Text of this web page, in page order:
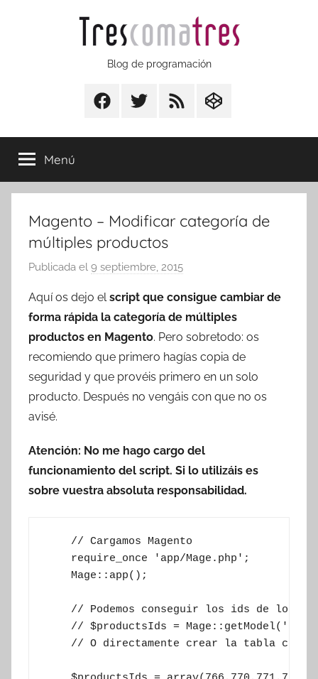
Trescomatres
Blog de programación
FacebookTwitter RSS CodepenIO
Menú
Magento – Modificar categoría de
múltiples productos
Publicada el 9 septiembre, 2015
r
T
r
e
s
c
a
t
r
Aquí os dejo elscript que consigue cambiar de
forma rápida la categoría de múltiples
productos en Magento. Pero sobretodo: os
recomiendo que primero hagías copia de
seguridad y que provéis primero en un solo
producto. Después no vengáis con que no os
avisé.
Atención: No me hago cargo del
funcionamiento del script. Si lo utilizáis es
sobre vuestra absoluta responsabilidad.
    // Cargamos Magento
    require_once 'app/Mage.php';
    Mage::app();
// Podemos conseguir los ids de los
// $productsIds =
// O directamente crear la tabla con